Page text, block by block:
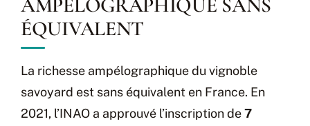
AMPÉLOGRAPHIQUE SANS
ÉQUIVALENT
La richesse ampélographique du vignoble
savoyard est sans équivalent en France. En
2021, l’INAO a approuvé l’inscription de7